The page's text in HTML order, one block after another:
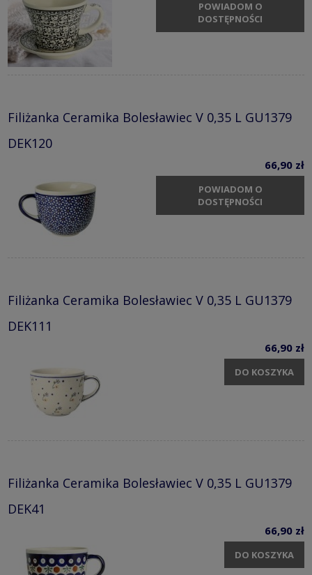
POWIADOM O
DOSTĘPNOŚCI
Filiżanka Ceramika Bolesławiec V 0,35 L GU1379
DEK120
66,90 zł
POWIADOM O
DOSTĘPNOŚCI
Filiżanka Ceramika Bolesławiec V 0,35 L GU1379
DEK111
66,90 zł
DO KOSZYKA
Filiżanka Ceramika Bolesławiec V 0,35 L GU1379
DEK41
66,90 zł
DO KOSZYKA